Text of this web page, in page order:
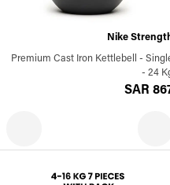
Nike
Premium Cast Iron Kettlebell -
- 24
SAR